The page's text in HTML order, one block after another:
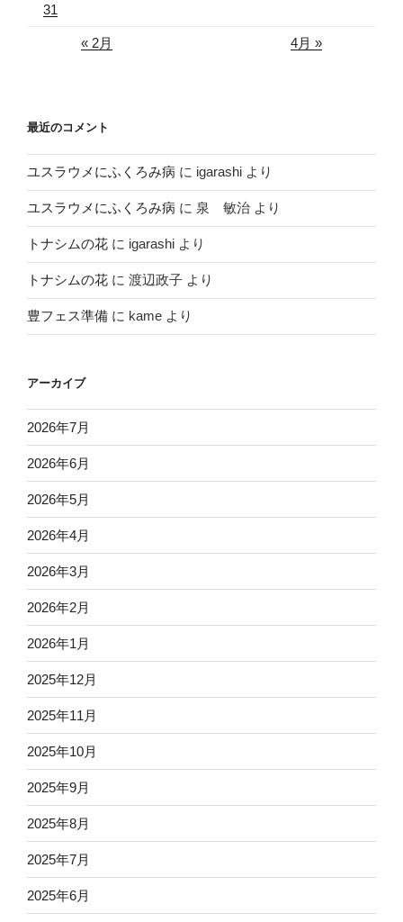
31
« 2月 4月 »
最近のコメント
ユスラウメにふくろみ病 に igarashi より
ユスラウメにふくろみ病 に 泉 敏治 より
トナシムの花 に igarashi より
トナシムの花 に 渡辺政子 より
豊フェス準備 に kame より
アーカイブ
2026年7月
2026年6月
2026年5月
2026年4月
2026年3月
2026年2月
2026年1月
2025年12月
2025年11月
2025年10月
2025年9月
2025年8月
2025年7月
2025年6月